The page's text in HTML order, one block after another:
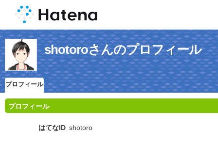
shotoroさんのプロフィール
プロフィール
プロフィール
はてなID shotoro